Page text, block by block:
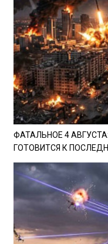
ФАТАЛЬНОЕ 4
ГОТОВИТСЯ К